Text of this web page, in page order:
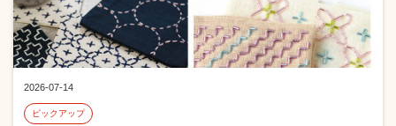
2026-07-14
ピックアップ